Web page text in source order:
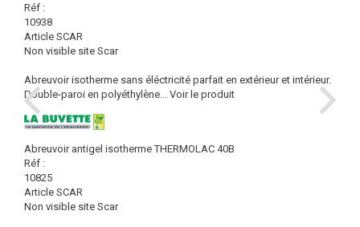
Réf :
10938
Article SCAR
Non visible site Scar
Abreuvoir isotherme sans éléctricité parfait en extérieur et intérieur.
Double-paroi en polyéthylène... Voir le produit
Abreuvoir antigel isotherme THERMOLAC 40B
Réf :
10825
Article SCAR
Non visible site Scar